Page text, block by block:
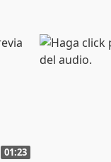
01:23